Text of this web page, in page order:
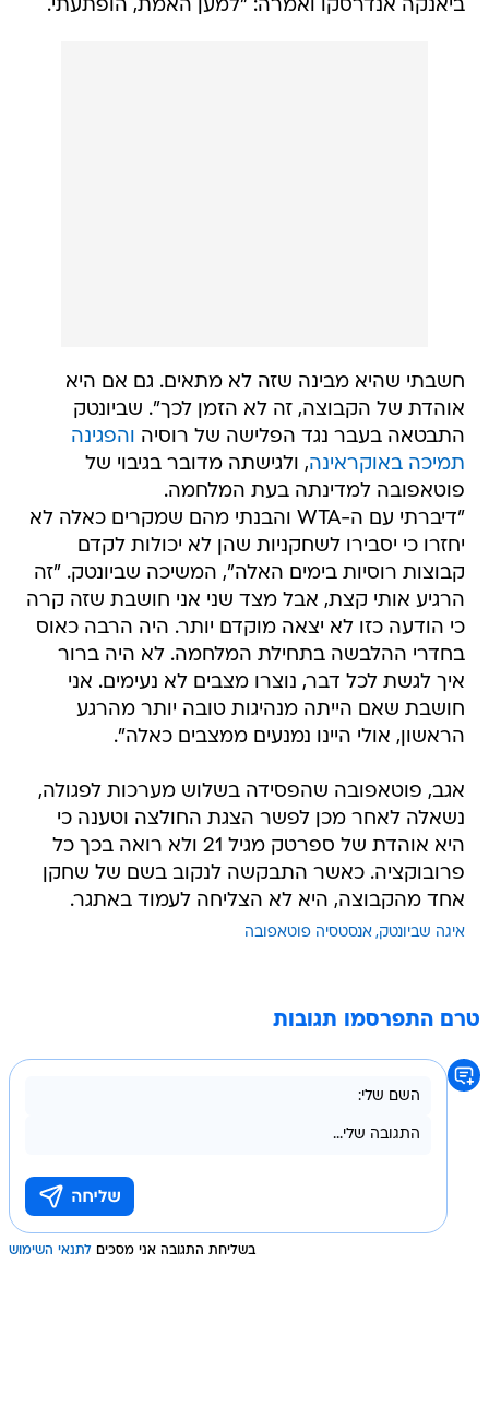
ביאנקה אנדרסקו ואמרה: "למען האמת, הופתעתי.
חשבתי שהיא מבינה שזה לא מתאים. גם אם היא
אוהדת של הקבוצה, זה לא הזמן לכך". שביונטק
התבטאה בעבר נגד הפלישה של רוסיה והפגינה
תמיכה באוקראינה, ולגישתה מדובר בגיבוי של
פוטאפובה למדינתה בעת המלחמה.
"דיברתי עם ה-WTA והבנתי מהם שמקרים כאלה לא
יחזרו כי יסבירו לשחקניות שהן לא יכולות לקדם
קבוצות רוסיות בימים האלה", המשיכה שביונטק. "זה
הרגיע אותי קצת, אבל מצד שני אני חושבת שזה קרה
כי הודעה כזו לא יצאה מוקדם יותר. היה הרבה כאוס
בחדרי ההלבשה בתחילת המלחמה. לא היה ברור
איך לגשת לכל דבר, נוצרו מצבים לא נעימים. אני
חושבת שאם הייתה מנהיגות טובה יותר מהרגע
הראשון, אולי היינו נמנעים ממצבים כאלה".
אגב, פוטאפובה שהפסידה בשלוש מערכות לפגולה,
נשאלה לאחר מכן לפשר הצגת החולצה וטענה כי
היא אוהדת של ספרטק מגיל 21 ולא רואה בכך כל
פרובוקציה. כאשר התבקשה לנקוב בשם של שחקן
אחד מהקבוצה, היא לא הצליחה לעמוד באתגר.
איגה שביונטק אנסטסיה פוטאפובה
טרם התפרסמו תגובות
בשליחת התגובה אני מסכים לתנאי השימוש